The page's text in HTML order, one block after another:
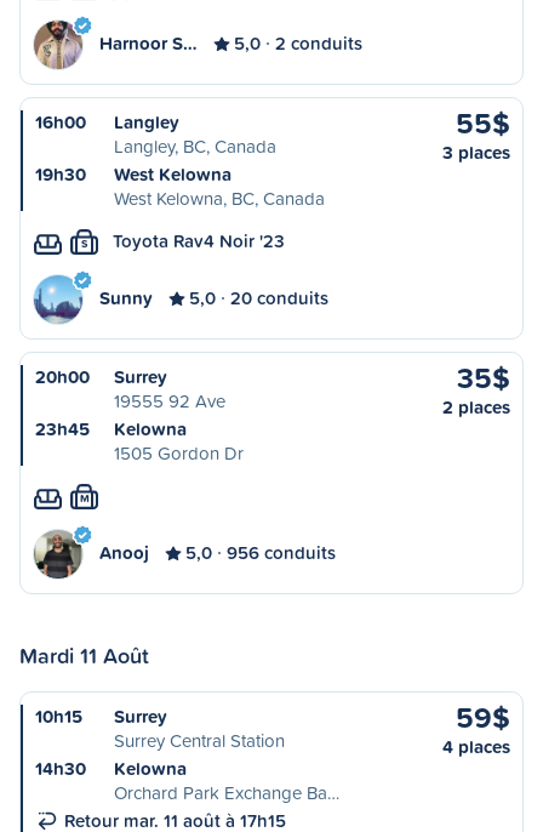
Harnoor S… 5,0 2 conduits
16h00
Langley
Langley, BC, Canada
19h30
West Kelowna
West Kelowna, BC, Canada
55$
3 places
S Toyota Rav4 Noir '23
Sunny 5,0 20 conduits
20h00
Surrey
19555 92 Ave
23h45
Kelowna
1505 Gordon Dr
35$
2 places
M
Anooj 5,0 956 conduits
Mardi 11 Août
10h15
Surrey
Surrey Central Station
14h30
Kelowna
Orchard Park Exchange Ba…
Retour mar. 11 août à 17h15
59$
4 places